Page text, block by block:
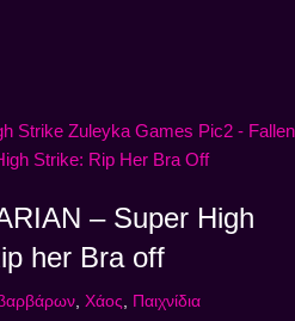
– Super High
her Bra off
, Χάος, Παιχνίδια